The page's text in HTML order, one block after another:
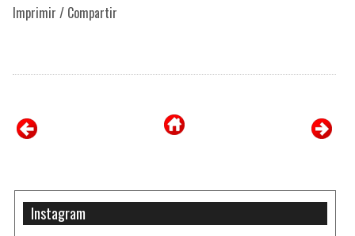
Imprimir / Compartir
Instagram